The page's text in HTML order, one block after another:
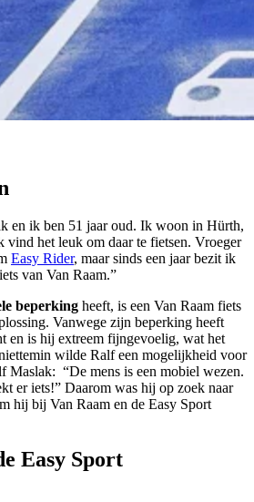
en ik ben 51 jaar oud. Ik woon in Hürth,
het leuk om daar te fietsen. Vroeger
Easy Rider, maar sinds een jaar bezit ik
van Van Raam.”
beperking heeft, is een Van Raam fiets
Vanwege zijn beperking heeft
en is hij extreem fijngevoelig, wat het
wilde Ralf een mogelijkheid voor
Maslak: “De mens is een mobiel wezen.
er iets!” Daarom was hij op zoek naar
hij bij Van Raam en de Easy Sport
Easy Sport